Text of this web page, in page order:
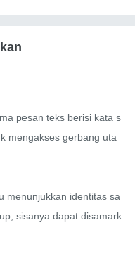
pesan teks berisi kata s
mengakses gerbang uta
menunjukkan identitas sa
sisanya dapat disamark